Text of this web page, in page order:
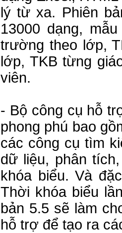
lý từ xa. Phiên
13000 dạng,
trường theo lớp,
lớp, TKB từng
viên.
- Bộ công cụ hỗ
phong phú bao
các công cụ tìm
dữ liệu, phân
khóa biểu. Và
Thời khóa biểu
bản 5.5 sẽ làm
hỗ trợ để tạo ra